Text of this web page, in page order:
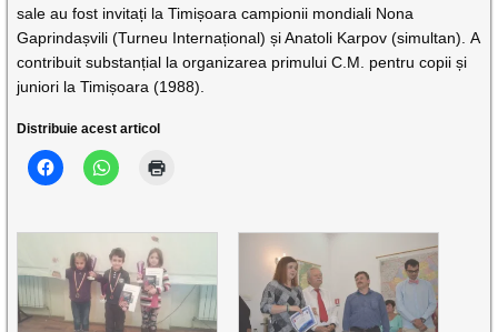
sale au fost invitați la Timișoara campionii mondiali Nona
Gaprindașvili (Turneu Internațional) și Anatoli Karpov (simultan). A
contribuit substanțial la organizarea primului C.M. pentru copii și
juniori la Timișoara (1988).
Distribuie acest articol